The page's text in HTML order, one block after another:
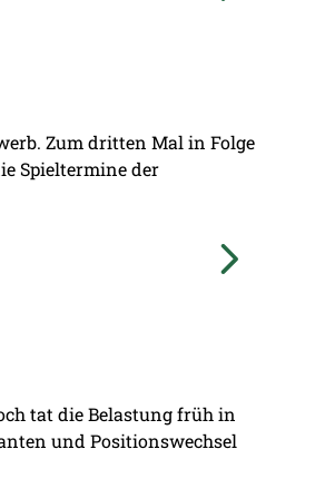
Zum dritten Mal in Folge
Spieltermine der
tat die Belastung früh in
und Positionswechsel